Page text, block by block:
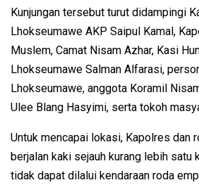
Kunjungan tersebut turut didampingi
Lhokseumawe AKP Saipul Kamal,
Muslem, Camat Nisam Azhar, Kasi
Lhokseumawe Salman Alfarasi,
Lhokseumawe, anggota Koramil
Ulee Blang Hasyimi, serta tokoh
Untuk mencapai lokasi, Kapolres dan
berjalan kaki sejauh kurang lebih satu
tidak dapat dilalui kendaraan roda